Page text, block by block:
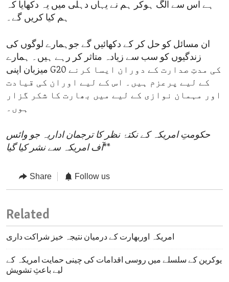
ہے اس سے الگ ہوکر ہم نے یہاں دہلی میں یہ دکھایا کہ
ہم کیا کریں گے۔
ان مسائل کو حل کر کے دکھائیں گے جوہمارے لوگوں کی
زندگیوں کو سب سے زیادہ متاثر کر رہے ہیں۔ ہمارے
میزبان اپنی G20 کی مدتِ صدارت کے دوران ایسا کرنے
کے لیے پرعزم ہیں۔ اس کے لیے اوران کی قیادت
اور مہمان نوازی کے لیے میں بھارت کا شکر گزار
ہوں۔
حکومتِ امریکہ کے نکتۂ نظر کا ترجمان اداریہ جو وائس
آف امریکہ سے نشر کیا گیا**
Share Follow us
Related
امریکہ اوربھارت کے درمیان نتیجہ خیز شراکت داری
یوکرین کے سلسلے میں روسی اقدامات کی چینی حمایت امریکہ کے
لیے باعثِ تشویش